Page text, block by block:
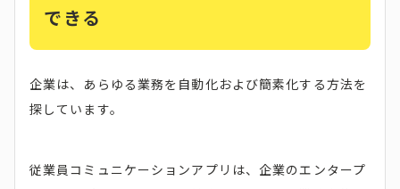
できる
企業は、あらゆる業務を自動化および簡素化する方法を
探しています。
従業員コミュニケーションアプリは、企業のエンタープ